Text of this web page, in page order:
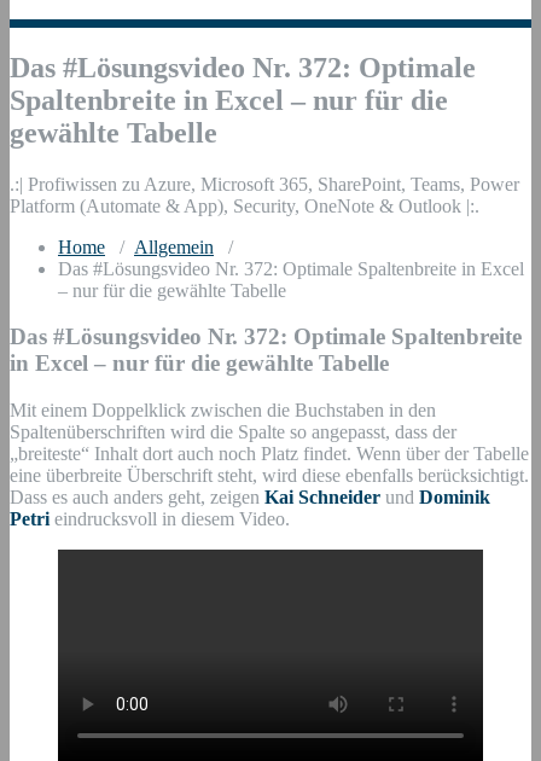
Das #Lösungsvideo Nr. 372: Optimale
Spaltenbreite in Excel – nur für die
gewählte Tabelle
.:| Profiwissen zu Azure, Microsoft 365, SharePoint, Teams, Power
Platform (Automate & App), Security, OneNote & Outlook |:.
Home / Allgemein /
Das #Lösungsvideo Nr. 372: Optimale Spaltenbreite in Excel
– nur für die gewählte Tabelle
Das #Lösungsvideo Nr. 372: Optimale Spaltenbreite
in Excel – nur für die gewählte Tabelle
Mit einem Doppelklick zwischen die Buchstaben in den
Spaltenüberschriften wird die Spalte so angepasst, dass der
„breiteste“ Inhalt dort auch noch Platz findet. Wenn über der Tabelle
eine überbreite Überschrift steht, wird diese ebenfalls berücksichtigt.
Dass es auch anders geht, zeigen Kai Schneider und Dominik
Petri eindrucksvoll in diesem Video.